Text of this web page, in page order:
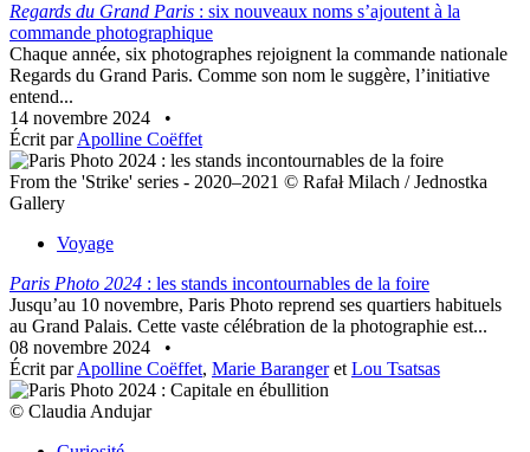
Regards du Grand Paris : six nouveaux noms s’ajoutent à la
commande photographique
Chaque année, six photographes rejoignent la commande nationale
Regards du Grand Paris. Comme son nom le suggère, l’initiative
entend...
14 novembre 2024
•
Écrit parApolline Coëffet
From the 'Strike' series - 2020–2021 © Rafał Milach / Jednostka
Gallery
Voyage
Paris Photo 2024 : les stands incontournables de la foire
Jusqu’au 10 novembre, Paris Photo reprend ses quartiers habituels
au Grand Palais. Cette vaste célébration de la photographie est...
08 novembre 2024
•
Écrit parApolline Coëffet, Marie Barangeret Lou Tsatsas
© Claudia Andujar